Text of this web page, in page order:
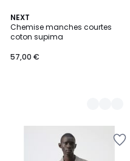
NEXT
Chemise manches courtes
coton supima
57,00 €
2
Couleurs